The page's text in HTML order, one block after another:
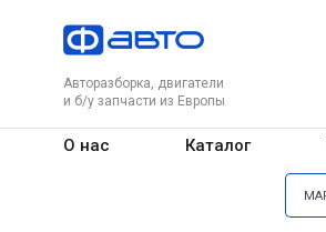
Авторазборка, двигатели
и б/у запчасти из Европы
О нас Каталог